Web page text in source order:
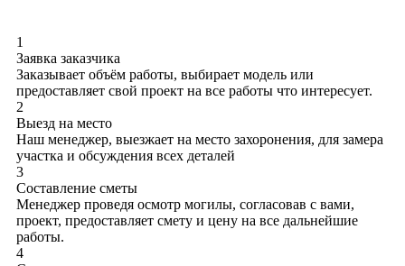
1
Заявка заказчика
Заказывает объём работы, выбирает модель или
предоставляет свой проект на все работы что интересует.
2
Выезд на место
Наш менеджер, выезжает на место захоронения, для замера
участка и обсуждения всех деталей
3
Составление сметы
Менеджер проведя осмотр могилы, согласовав с вами,
проект, предоставляет смету и цену на все дальнейшие
работы.
4